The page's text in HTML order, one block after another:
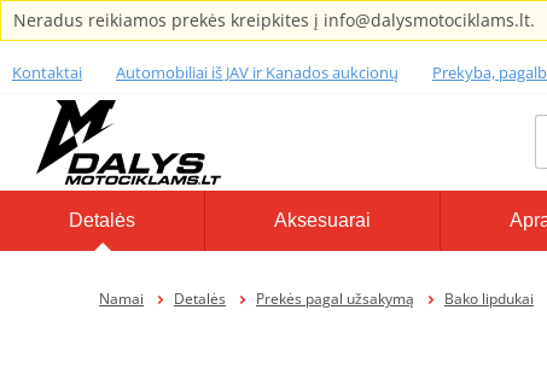
Neradus reikiamos prekės kreipkites į info@dalysmotociklams.lt.
Kontaktai Automobiliai iš JAV ir Kanados aukcionų Prekyba,
Detalės Aksesuarai
Namai Detalės Prekės pagal užsakymą Bako lipdukai